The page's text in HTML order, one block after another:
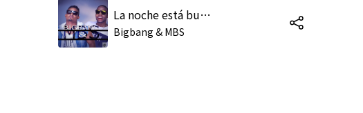
La noche está buena (Radio edit)
Bigbang & MBS